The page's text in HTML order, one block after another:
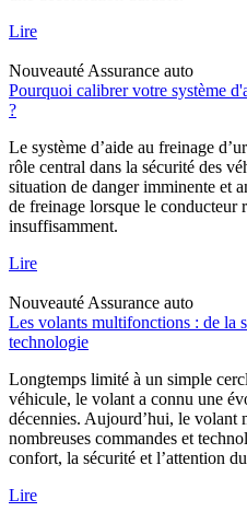
Lire
Nouveauté Assurance auto
Pourquoi calibrer votre système
?
Le système d’aide au freinage
rôle central dans la sécurité des
situation de danger imminente et
de freinage lorsque le conducteur
insuffisamment.
Lire
Nouveauté Assurance auto
Les volants multifonctions : de la
technologie
Longtemps limité à un simple
véhicule, le volant a connu une
décennies. Aujourd’hui, le volant
nombreuses commandes et
confort, la sécurité et l’attention
Lire